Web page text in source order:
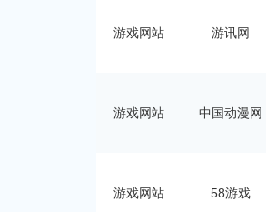
游戏网站 游讯网
游戏网站 中国动漫网
游戏网站 58游戏